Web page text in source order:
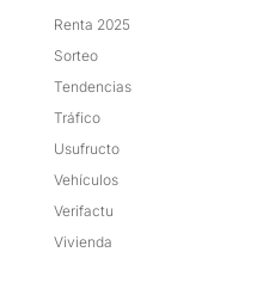
Renta 2025
Sorteo
Tendencias
Tráfico
Usufructo
Vehículos
Verifactu
Vivienda